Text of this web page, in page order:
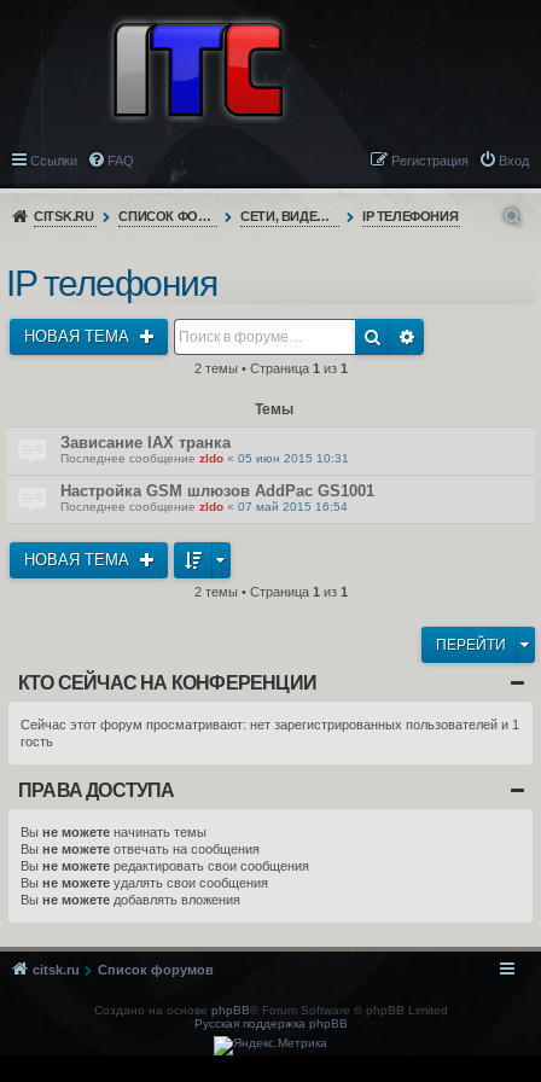
Ссылки FAQ Вход
Регистрация
CITSK.RU СПИСОК ФОРУМОВ СЕТИ, ВИДЕОНАБЛЮДЕНИЕ, ТЕЛЕФОНИЯ IP ТЕЛЕФОНИЯ
IP телефония
НОВАЯ ТЕМА
2 темы • Страница 1 из 1
Темы
Зависание IAX транка
Последнее сообщение zldo « 05 июн 2015 10:31
Настройка GSM шлюзов AddPac GS1001
Последнее сообщение zldo « 07 май 2015 16:54
НОВАЯ ТЕМА
2 темы • Страница 1 из 1
ПЕРЕЙТИ
КТО СЕЙЧАС НА КОНФЕРЕНЦИИ
Сейчас этот форум просматривают: нет зарегистрированных пользователей и 1
гость
ПРАВА ДОСТУПА
Вы не можете начинать темы
Вы не можете отвечать на сообщения
Вы не можете редактировать свои сообщения
Вы не можете удалять свои сообщения
Вы не можете добавлять вложения
citsk.ru Список форумов
Создано на основе phpBB® Forum Software © phpBB Limited
Русская поддержка phpBB